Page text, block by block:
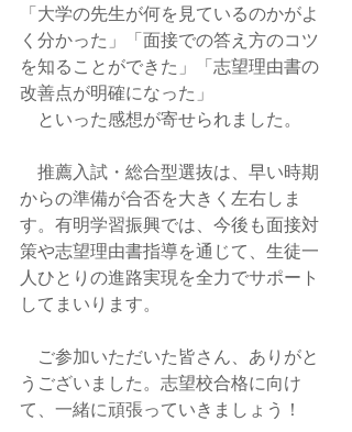
「大学の先生が何を見ているのかがよ
く分かった」「面接での答え方のコツ
を知ることができた」「志望理由書の
改善点が明確になった」
といった感想が寄せられました。
推薦入試・総合型選抜は、早い時期
からの準備が合否を大きく左右しま
す。有明学習振興では、今後も面接対
策や志望理由書指導を通じて、生徒一
人ひとりの進路実現を全力でサポート
してまいります。
ご参加いただいた皆さん、ありがと
うございました。志望校合格に向け
て、一緒に頑張っていきましょう！